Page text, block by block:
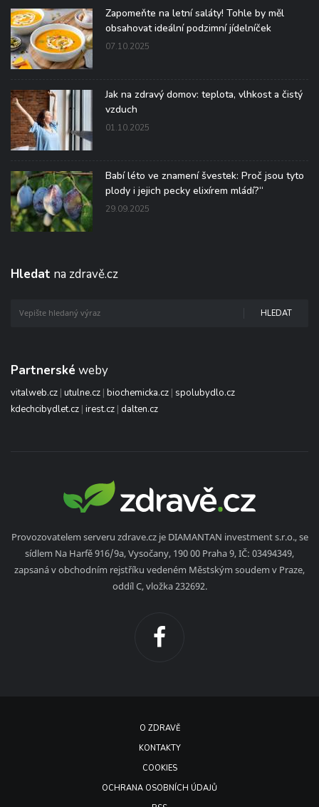
Zapomeňte na letní saláty! Tohle by měl
obsahovat ideální podzimní jídelníček
07.10.2025
Jak na zdravý domov: teplota, vlhkost a čistý
vzduch
01.10.2025
Babí léto ve znamení švestek: Proč jsou tyto
plody i jejich pecky elixírem mládí?“
29.09.2025
Hledat na zdravě.cz
HLEDAT
Partnerské weby
vitalweb.cz | utulne.cz | biochemicka.cz | spolubydlo.cz
kdechcibydlet.cz | irest.cz | dalten.cz
Provozovatelem serveru zdrave.cz je DIAMANTAN investment s.r.o., se
sídlem Na Harfě 916/9a, Vysočany, 190 00 Praha 9, IČ: 03494349,
zapsaná v obchodním rejstříku vedeném Městským soudem v Praze,
oddíl C, vložka 232692.
O ZDRAVĚ
KONTAKTY
COOKIES
OCHRANA OSOBNÍCH ÚDAJŮ